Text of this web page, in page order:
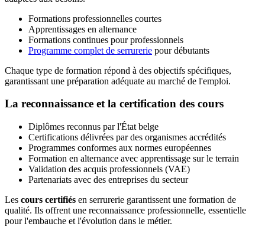
Formations professionnelles courtes
Apprentissages en alternance
Formations continues pour professionnels
Programme complet de serrurerie pour débutants
Chaque type de formation répond à des objectifs spécifiques,
garantissant une préparation adéquate au marché de l'emploi.
La reconnaissance et la certification des cours
Diplômes reconnus par l'État belge
Certifications délivrées par des organismes accrédités
Programmes conformes aux normes européennes
Formation en alternance avec apprentissage sur le terrain
Validation des acquis professionnels (VAE)
Partenariats avec des entreprises du secteur
Les cours certifiés en serrurerie garantissent une formation de
qualité. Ils offrent une reconnaissance professionnelle, essentielle
pour l'embauche et l'évolution dans le métier.